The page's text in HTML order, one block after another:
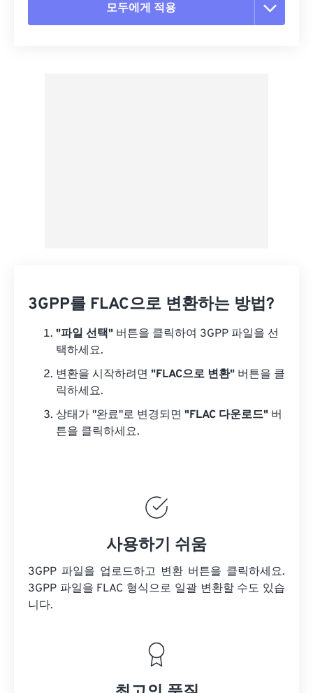
모두에게 적용
3GPP를 FLAC으로 변환하는 방법?
"파일 선택" 버튼을 클릭하여 3GPP 파일을 선
택하세요.
변환을 시작하려면 "FLAC으로 변환" 버튼을 클
릭하세요.
상태가 "완료"로 변경되면 "FLAC 다운로드" 버
튼을 클릭하세요.
사용하기 쉬움
3GPP 파일을 업로드하고 변환 버튼을 클릭하세요.
3GPP 파일을 FLAC 형식으로 일괄 변환할 수도 있습
니다.